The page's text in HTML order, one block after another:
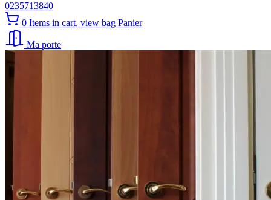
0235713840
0 Items in cart, view bag Panier
Ma porte